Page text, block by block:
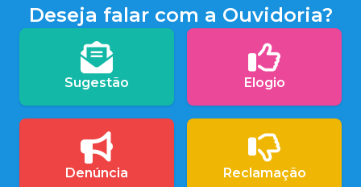
Deseja falar com a Ouvidoria?
Sugestão Elogio
Denúncia Reclamação